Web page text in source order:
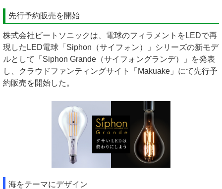
先行予約販売を開始
株式会社ビートソニックは、電球のフィラメントをLEDで再
現したLED電球「Siphon（サイフォン）」シリーズの新モデ
ルとして「Siphon Grande（サイフォングランデ）」を発表
し、クラウドファンティングサイト「Makuake」にて先行予
約販売を開始した。
海をテーマにデザイン